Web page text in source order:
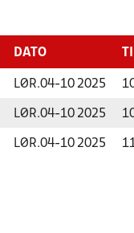
DATO
LØR.04-10 2025
LØR.04-10 2025
LØR.04-10 2025